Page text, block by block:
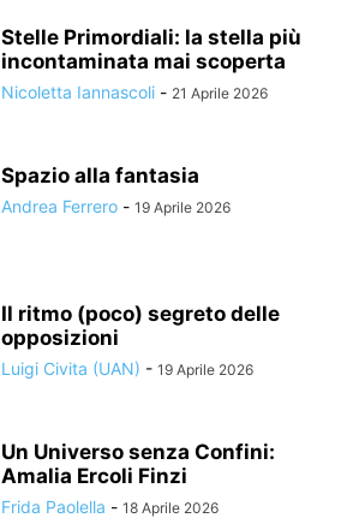
Stelle Primordiali: la stella più
incontaminata mai scoperta
Nicoletta Iannascoli - 21 Aprile 2026
Spazio alla fantasia
Andrea Ferrero - 19 Aprile 2026
Il ritmo (poco) segreto delle
opposizioni
Luigi Civita (UAN) - 19 Aprile 2026
Un Universo senza Confini:
Amalia Ercoli Finzi
Frida Paolella - 18 Aprile 2026